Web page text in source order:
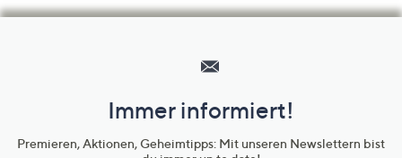
Unternehmensinformationen
Immer informiert!
Premieren, Aktionen, Geheimtipps: Mit unseren Newslettern bist